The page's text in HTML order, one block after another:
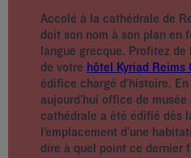
Accolé à la cathédrale de
doit son nom à son plan en
langue grecque. Profitez
de votre hôtel Kyriad Reims
édifice chargé d’histoire.
aujourd’hui office de
cathédrale a été édifié dès
l’emplacement d’une
dire à quel point ce dernier